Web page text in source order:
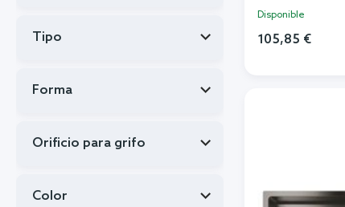
Disponible
105,85 €
Tipo
Forma
Orificio para grifo
Color